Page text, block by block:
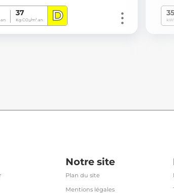
37
Kg CO2/m².an D
Notre site
Plan du site
Mentions légales